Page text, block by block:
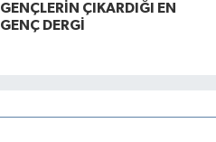
GENÇLERİN ÇIKARDIĞI EN
GENÇ DERGİ